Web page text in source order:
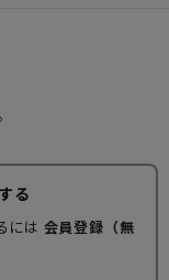
る
には 会員登録（無